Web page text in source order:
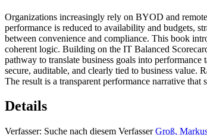
Organizations increasingly rely on BYOD and
performance is reduced to availability and budgets,
between convenience and compliance. This book
coherent logic. Building on the IT Balanced
pathway to translate business goals into
secure, auditable, and clearly tied to business value.
The result is a transparent performance narrative
Details
Verfasser: Suche nach diesem Verfasser Groß,